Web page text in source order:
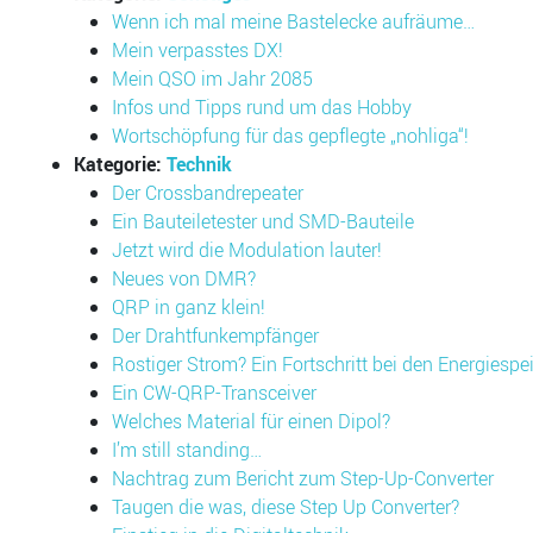
Wenn ich mal meine Bastelecke aufräume…
Mein verpasstes DX!
Mein QSO im Jahr 2085
Infos und Tipps rund um das Hobby
Wortschöpfung für das gepflegte „nohliga“!
Kategorie: Technik
Der Crossbandrepeater
Ein Bauteiletester und SMD-Bauteile
Jetzt wird die Modulation lauter!
Neues von DMR?
QRP in ganz klein!
Der Drahtfunkempfänger
Rostiger Strom? Ein Fortschritt bei den
Ein CW-QRP-Transceiver
Welches Material für einen Dipol?
I’m still standing…
Nachtrag zum Bericht zum Step-Up-Converter
Taugen die was, diese Step Up Converter?